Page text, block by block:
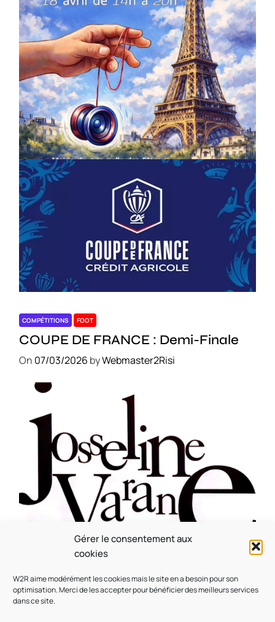
Gérer le consentement aux
cookies
W2R aime modérément les cookies mais le site en a besoin pour son
optimisation. Merci de les accepter pour bénéficier des meilleurs services
dans ce site.
COMPÉTITIONS CULTURE EN FAMILLE JEUNESSE & SPORTS
Championnat de France de la FYYA
le 18 avril – Paris 14e
On18/03/2026byWebmaster2Risi
COMPÉTITIONS FOOT
COUPE DE FRANCE : Demi-Finale
On 07/03/2026 byWebmaster2Risi
MUSICALE
Souvenir : 1996
On05/03/2026byWebmaster2Risi